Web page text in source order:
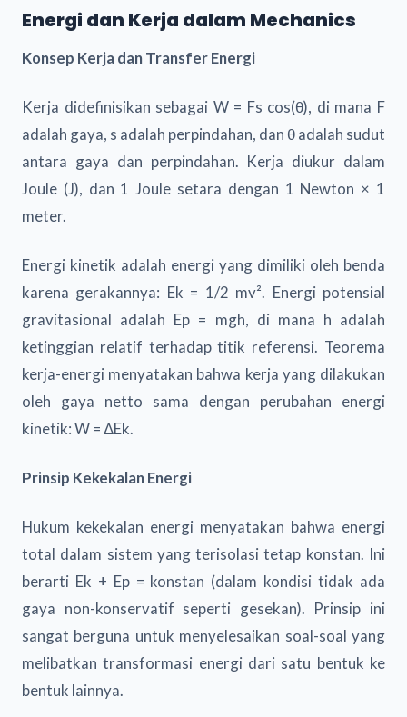
Energi dan Kerja dalam Mechanics
Konsep Kerja dan Transfer Energi
Kerja didefinisikan sebagai W = Fs cos(θ), di mana F
adalah gaya, s adalah perpindahan, dan θ adalah sudut
antara gaya dan perpindahan. Kerja diukur dalam
Joule (J), dan 1 Joule setara dengan 1 Newton × 1
meter.
Energi kinetik adalah energi yang dimiliki oleh benda
karena gerakannya: Ek = 1/2 mv². Energi potensial
gravitasional adalah Ep = mgh, di mana h adalah
ketinggian relatif terhadap titik referensi. Teorema
kerja-energi menyatakan bahwa kerja yang dilakukan
oleh gaya netto sama dengan perubahan energi
kinetik: W = ΔEk.
Prinsip Kekekalan Energi
Hukum kekekalan energi menyatakan bahwa energi
total dalam sistem yang terisolasi tetap konstan. Ini
berarti Ek + Ep = konstan (dalam kondisi tidak ada
gaya non-konservatif seperti gesekan). Prinsip ini
sangat berguna untuk menyelesaikan soal-soal yang
melibatkan transformasi energi dari satu bentuk ke
bentuk lainnya.